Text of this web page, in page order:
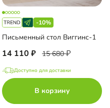
-10%
Письменный стол Виггинс-1
14 110 15 680
Доступно для доставки
В корзину